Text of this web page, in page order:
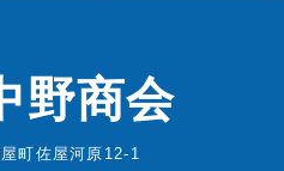
野商会
町佐屋河原12-1